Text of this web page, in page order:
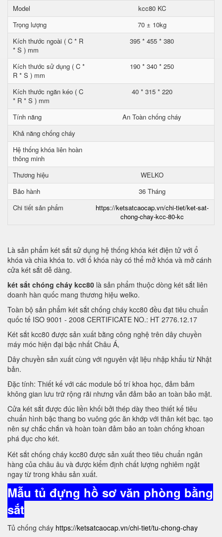
Model
kcc80 KC
Trọng lượng
70 ± 10kg
Kích thước ngoài ( C * R
* S ) mm
395 * 455 * 380
Kích thước sử dụng ( C *
R * S ) mm
190 * 340 * 250
Kích thước ngăn kéo ( C
* R * S ) mm
40 * 315 * 220
Tính năng
An Toàn chống cháy
Khả năng chống cháy
Hệ thống khóa liên hoàn
thông minh
Thương hiệu
WELKO
Bảo hành
36 Tháng
Chi tiết sản phẩm
https://ketsatcaocap.vn/chi-tiet/ket-sat-
chong-chay-kcc-80-kc
Là sản phẩm két sắt sử dụng hệ thống khóa két điện tử với ổ
khóa và chìa khóa to. với ổ khóa này có thể mở khóa và mở cánh
cửa két sắt dễ dàng.
két sắt chóng cháy kcc80 là sản phẩm thuộc dòng két sắt liên
doanh hàn quốc mang thương hiệu welko.
Toàn bộ sản phẩm két sắt chống cháy kcc80 đều đạt tiêu chuẩn
quốc tế ISO 9001 - 2008 CERTIFICATE NO.: HT 2776.12.17
Két sắt kcc80 được sản xuất bằng công nghệ trên dây chuyền
máy móc hiện đại bậc nhất Châu Á,
Dây chuyền sản xuất cùng với nguyên vật liệu nhập khẩu từ Nhật
bản.
Đặc tính: Thiết kế với các module bố trí khoa học, đảm bảm
không gian lưu trữ rộng rãi nhưng vẫn đảm bảo an toàn bảo mật.
Cửa két sắt được đúc liền khối bởi thép dày theo thiết kế tiêu
chuẩn hình bậc thang bo vuông góc ăn khớp với thân két bạc. tạo
nên sự chắc chắn và hoàn toàn đảm bảo an toàn chống khoan
phá đục cho két.
Két sắt chống cháy kcc80 được sản xuất theo tiêu chuẩn ngân
hàng của châu âu và được kiểm định chất lượng nghiêm ngặt
ngay từ trong khâu sản xuất.
Mẫu tủ đựng hồ sơ văn phòng bằng
sắt
Tủ chống cháy https://ketsatcaocap.vn/chi-tiet/tu-chong-chay